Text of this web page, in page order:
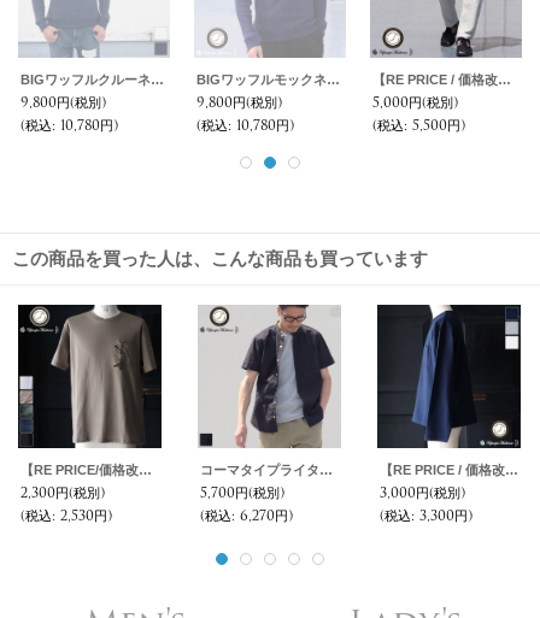
BIGワッフルクルーネック長袖ニットソー【MADE IN JAPAN】『日本製』/ Upscape Audience
9,800円(税別)
(税込: 10,780円)
BIGワッフルモックネック長袖ニットソー【MADE IN JAPAN】『日本製』/ Upscape Audience
9,800円(税別)
(税込: 10,780円)
【RE PRICE / 価格改定】コーデュロイアンクルパンツ【MADE IN JAPAN】『日本製』/ Upscape Audience
5,000円(税別)
(税込: 5,500円)
この商品を買った人は、こんな商品も買っています
【RE PRICE/価格改定】コーマ天竺 グラスポケ付S/S TEE【MADE IN JAPAN】『日本製』 / Upscape Audience
2,300円(税別)
(税込: 2,530円)
コーマタイプライターバンドカラーS/Sシャツ【MADE IN JAPAN】『日本製』/ Upscape Audience
5,700円(税別)
(税込: 6,270円)
【RE PRICE / 価格改定】セーターライク天竺ドロップショルダーポケット付き長袖カットソー【MADE IN JAPAN】『日本製』/ Upscape Audience
3,000円(税別)
(税込: 3,300円)